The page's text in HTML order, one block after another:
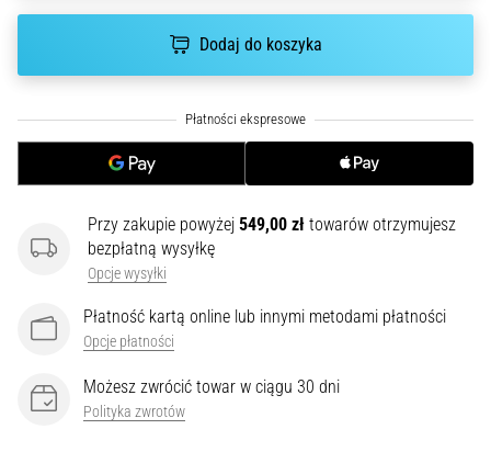
7 min. czytanie
biegacza:
leczenie
profilaktyka
znane
również
syndrom
pasma
Dodaj do koszyka
Przy zakupie powyżej 549,00 zł towarów otrzymujesz
bezpłatną wysyłkę
Opcje wysyłki
Płatność kartą online lub innymi metodami płatności
Opcje płatności
Możesz zwrócić towar w ciągu 30 dni
Polityka zwrotów